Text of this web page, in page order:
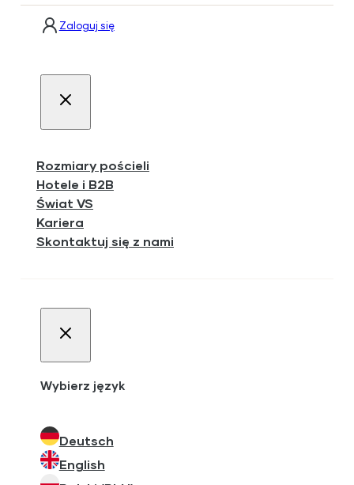
Zaloguj się
Rozmiary pościeli
Hotele i B2B
Świat VS
Kariera
Skontaktuj się z nami
Wybierz język
Deutsch
English